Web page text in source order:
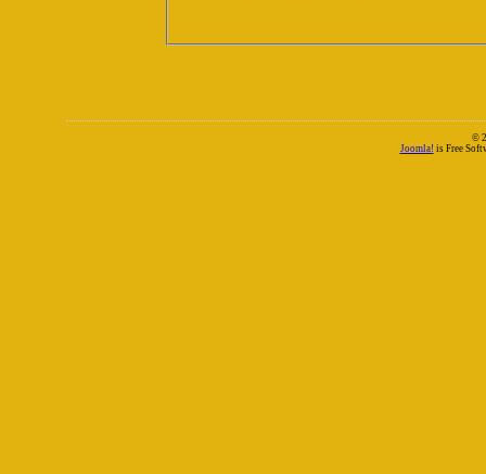
©
Joomla! is Free